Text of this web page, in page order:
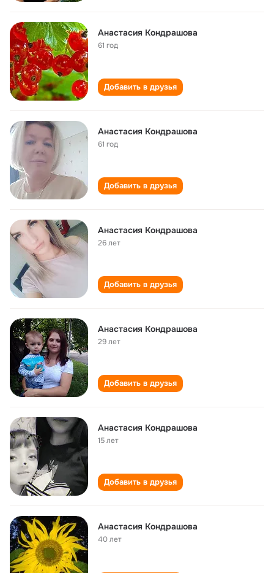
Анастасия Кондрашова
61 год
Добавить в друзья
Анастасия Кондрашова
61 год
Добавить в друзья
Анастасия Кондрашова
26 лет
Добавить в друзья
Анастасия Кондрашова
29 лет
Добавить в друзья
Анастасия Кондрашова
15 лет
Добавить в друзья
Анастасия Кондрашова
40 лет